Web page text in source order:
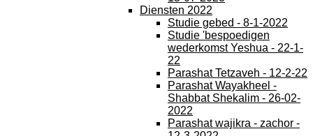
Diensten 2022
Studie gebed - 8-1-2022
Studie 'bespoedigen
wederkomst Yeshua - 22-1-
22
Parashat Tetzaveh - 12-2-22
Parashat Wayakheel -
Shabbat Shekalim - 26-02-
2022
Parashat wajikra - zachor -